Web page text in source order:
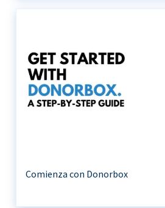
Comienza con Donorbox